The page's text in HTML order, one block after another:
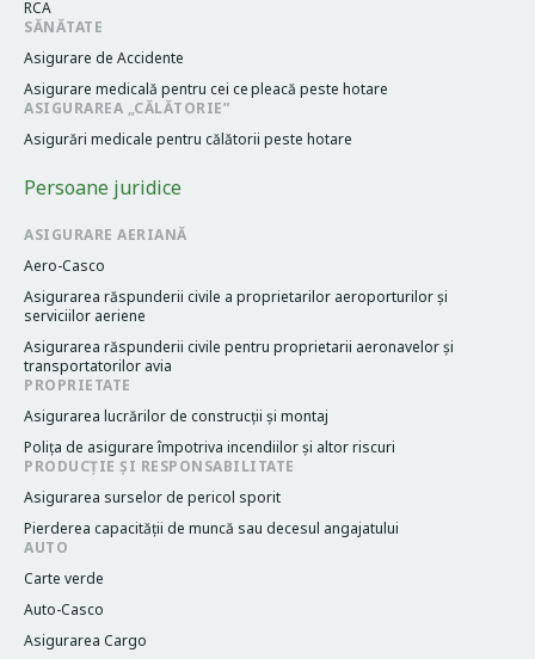
RCA
SĂNĂTATE
Asigurare de Accidente
Asigurare medicală pentru cei cе pleacă peste hotare
ASIGURAREA „CĂLĂTORIE”
Asigurări medicale pentru călătorii peste hotare
Persoane juridice
ASIGURARE AERIANĂ
Aero-Casco
Asigurarea răspunderii civile a proprietarilor aeroporturilor și
serviciilor aeriene
Asigurarea răspunderii civile pentru proprietarii aeronavelor și
transportatorilor avia
PROPRIETATE
Asigurarea lucrărilor de construcții și montaj
Poliţa de asigurare împotriva incendiilor și altor riscuri
PRODUCȚIE ȘI RESPONSABILITATE
Asigurarea surselor de pericol sporit
Pierderea capacităţii de muncă sau decesul angajatului
AUTO
Carte verde
Auto-Casco
Asigurarea Cargo